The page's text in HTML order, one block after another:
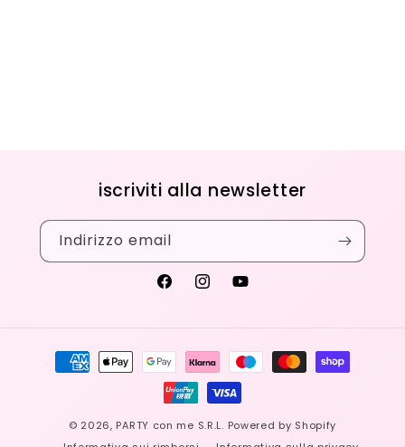
iscriviti alla newsletter
Indirizzo email
FacebookInstagramYouTube
Metodi
© 2026, PARTY con me S.R.L. Powered by Shopify